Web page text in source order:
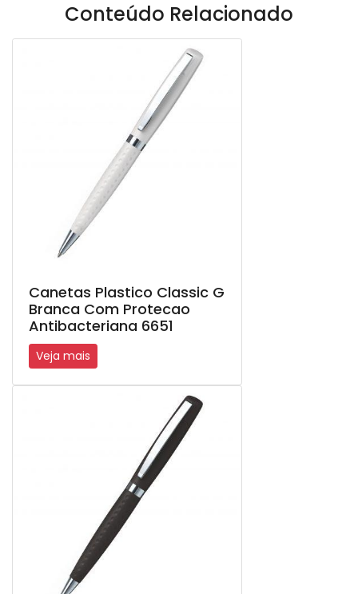
Conteúdo Relacionado
Canetas Plastico Classic G
Branca Com Protecao
Antibacteriana 6651
Veja mais